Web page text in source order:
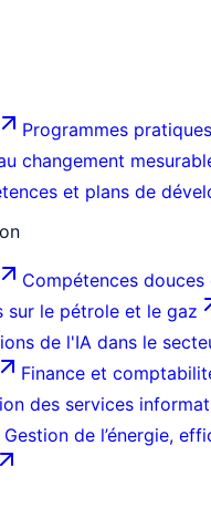
Programmes
changement
et plans de
Compétences
sur le pétrole et le gaz
de l'IA dans le
Finance et
des services
Gestion de l’énergie,